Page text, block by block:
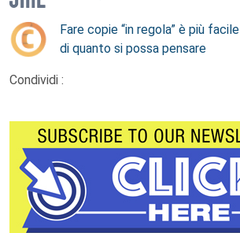
Fare copie “in regola” è più facile
di quanto si possa pensare
Condividi :